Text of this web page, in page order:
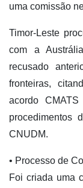
uma comissão
Timor-Leste
com a
recusado
fronteiras,
acordo
procedimentos
CNUDM.
• Processo de
Foi criada uma